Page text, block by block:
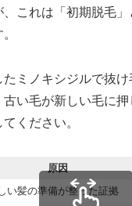
、これは「初期脱毛
ミノキシジルで抜
古い毛が新しい毛に
ください。
原因
い髪の準備が整った証拠